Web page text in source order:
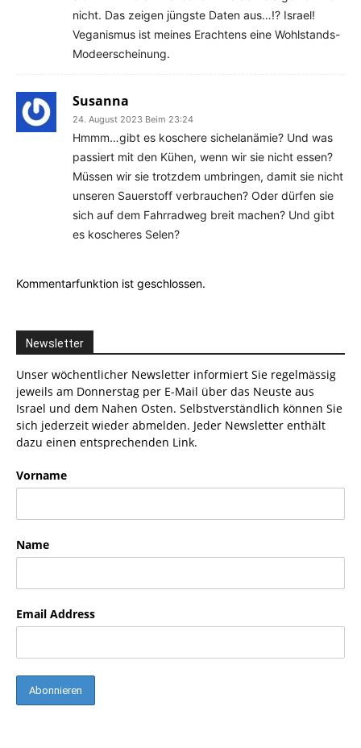
nicht. Das zeigen jüngste Daten aus…!? Israel!
Veganismus ist meines Erachtens eine Wohlstands-
Modeerscheinung.
Susanna
24. August 2023 Beim 23:24
Hmmm…gibt es koschere sichelanämie? Und was
passiert mit den Kühen, wenn wir sie nicht essen?
Müssen wir sie trotzdem umbringen, damit sie nicht
unseren Sauerstoff verbrauchen? Oder dürfen sie
sich auf dem Fahrradweg breit machen? Und gibt
es koscheres Selen?
Kommentarfunktion ist geschlossen.
Newsletter
Unser wöchentlicher Newsletter informiert Sie regelmässig
jeweils am Donnerstag per E-Mail über das Neuste aus
Israel und dem Nahen Osten. Selbstverständlich können Sie
sich jederzeit wieder abmelden. Jeder Newsletter enthält
dazu einen entsprechenden Link.
Vorname
Name
Email Address